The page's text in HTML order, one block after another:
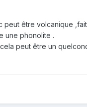
être volcanique
une phonolite .
peut être un